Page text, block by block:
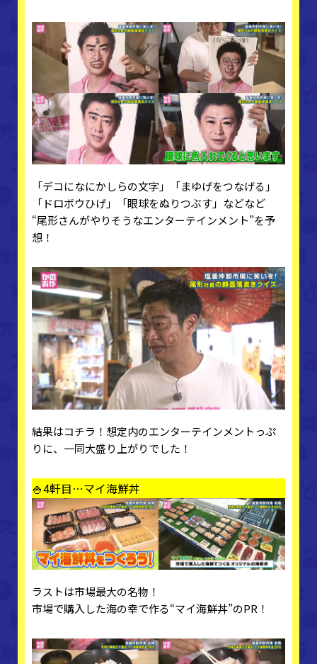
「デコになにかしらの文字」「まゆげをつなげる」
「ドロボウひげ」「眼球をぬりつぶす」などなど
“尾形さんがやりそうなエンターテインメント”を予
想！
結果はコチラ！想定内のエンターテインメントっぷ
りに、一同大盛り上がりでした！
🍚4軒目…マイ海鮮丼
ラストは市場最大の名物！
市場で購入した海の幸で作る“マイ海鮮丼”のPR！